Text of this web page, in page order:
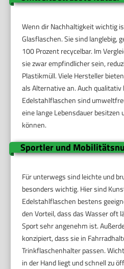
Wenn dir Nachhaltigkeit wichtig
Glasflaschen. Sie sind langlebig,
100 Prozent recycelbar. Im
sie zwar empfindlicher sein,
Plastikmüll. Viele Hersteller
als Alternative an. Auch
Edelstahlflaschen sind
eine lange Lebensdauer
können.
Sportler und
Für unterwegs sind leichte und
besonders wichtig. Hier sind
Edelstahlflaschen bestens
den Vorteil, dass das Wasser oft
Sport sehr angenehm ist.
konzipiert, dass sie in
Trinkflaschenhalter passen.
in der Hand liegt und schnell zu